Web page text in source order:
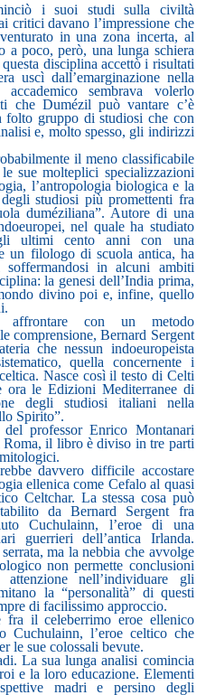
i suoi studi sulla civiltà
critici davano l’impressione che
in una zona incerta, al
a poco, però, una lunga schiera
disciplina accettò i risultati
uscì dall’emarginazione nella
sembrava volerlo
che Dumézil può vantare c’è
gruppo di studiosi che con
e, molto spesso, gli indirizzi
il meno classificabile
sue molteplici specializzazioni
l’antropologia biologica e la
studiosi più promettenti fra
duméziliana”. Autore di una
nel quale ha studiato
ultimi cento anni con una
un filologo di scuola antica, ha
in alcuni ambiti
la genesi dell’India prima,
divino poi e, infine, quello
affrontare con un metodo
comprensione, Bernard Sergent
che nessun indoeuropeista
quella concernente i
Nasce così il testo di Celti
le Edizioni Mediterranee di
degli studiosi italiani nella
Spirito”.
professor Enrico Montanari
Roma, il libro è diviso in tre parti
davvero difficile accostare
ellenica come Cefalo al quasi
Celtchar. La stessa cosa può
da Bernard Sergent fra
Cuchulainn, l’eroe di una
guerrieri dell’antica Irlanda.
ma la nebbia che avvolge
non permette conclusioni
nell’individuare gli
la “personalità” di questi
di facilissimo approccio.
fra il celeberrimo eroe ellenico
Cuchulainn, l’eroe celtico che
le sue colossali bevute.
La sua lunga analisi comincia
e la loro educazione. Elementi
madri e persino degli